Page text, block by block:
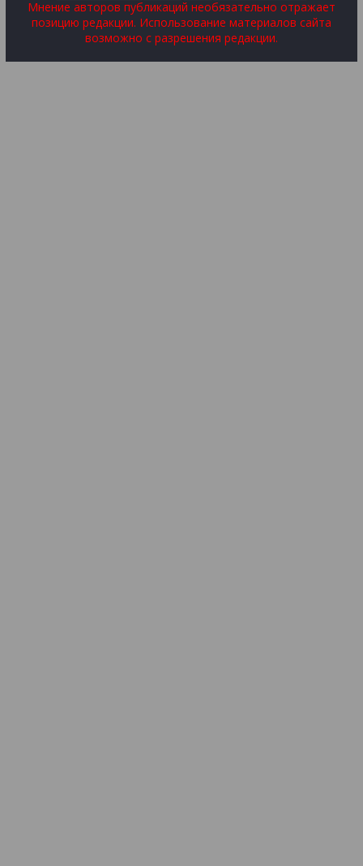
Мнение авторов публикаций необязательно отражает
позицию редакции. Использование материалов сайта
возможно с разрешения редакции.